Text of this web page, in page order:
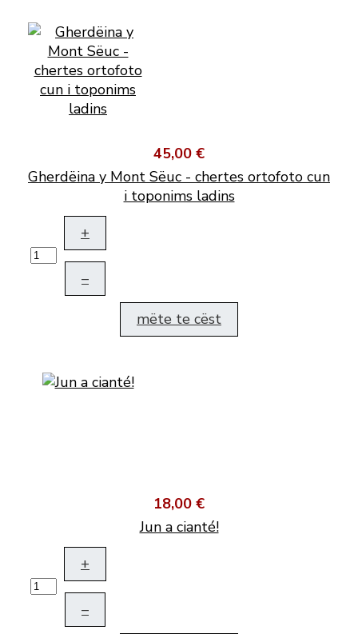
45,00 €
Gherdëina y Mont Sëuc - chertes ortofoto cun
i toponims ladins
+
–
mëte te cëst
18,00 €
Jun a cianté!
+
–